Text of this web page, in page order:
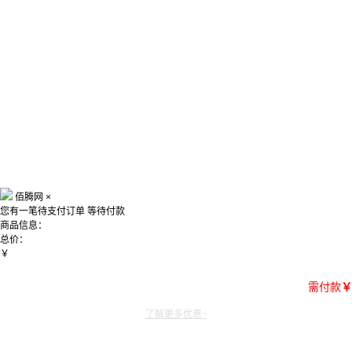
佰腾网 ×
您有一笔待支付订单 等待付款
商品信息：
总价：
￥
需付款￥
了解更多优惠~